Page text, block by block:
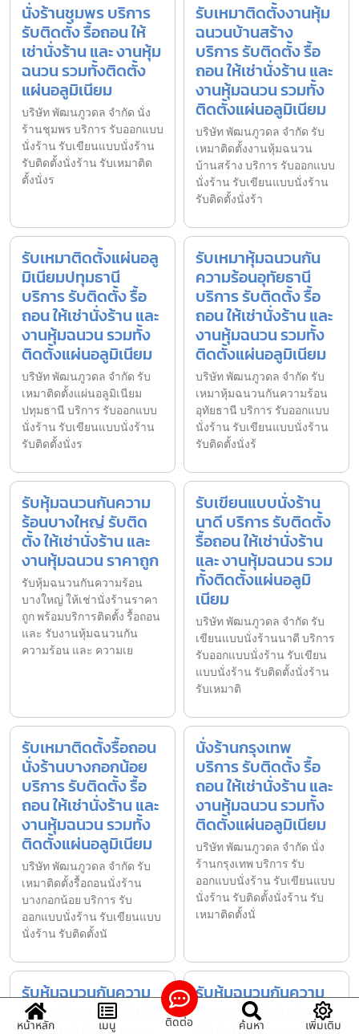
นั่งร้านชุมพร บริการ
รับติดตั้ง รื้อถอน ให้
เช่านั่งร้าน และ งานหุ้ม
ฉนวน รวมทั้งติดตั้ง
แผ่นอลูมิเนียม
บริษัท พัฒนภูวดล จำกัด นั่ง
ร้านชุมพร บริการ รับออกแบบ
นั่งร้าน รับเขียนแบบนั่งร้าน
รับติดตั้งนั่งร้าน รับเหมาติด
ตั้งนั่งร
รับเหมาติดตั้งงานหุ้ม
ฉนวนบ้านสร้าง
บริการ รับติดตั้ง รื้อ
ถอน ให้เช่านั่งร้าน และ
งานหุ้มฉนวน รวมทั้ง
ติดตั้งแผ่นอลูมิเนียม
บริษัท พัฒนภูวดล จำกัด รับ
เหมาติดตั้งงานหุ้มฉนวน
บ้านสร้าง บริการ รับออกแบบ
นั่งร้าน รับเขียนแบบนั่งร้าน
รับติดตั้งนั่งร้า
รับเหมาติดตั้งแผ่นอลู
มิเนียมปทุมธานี
บริการ รับติดตั้ง รื้อ
ถอน ให้เช่านั่งร้าน และ
งานหุ้มฉนวน รวมทั้ง
ติดตั้งแผ่นอลูมิเนียม
บริษัท พัฒนภูวดล จำกัด รับ
เหมาติดตั้งแผ่นอลูมิเนียม
ปทุมธานี บริการ รับออกแบบ
นั่งร้าน รับเขียนแบบนั่งร้าน
รับติดตั้งนั่งร
รับเหมาหุ้มฉนวนกัน
ความร้อนอุทัยธานี
บริการ รับติดตั้ง รื้อ
ถอน ให้เช่านั่งร้าน และ
งานหุ้มฉนวน รวมทั้ง
ติดตั้งแผ่นอลูมิเนียม
บริษัท พัฒนภูวดล จำกัด รับ
เหมาหุ้มฉนวนกันความร้อน
อุทัยธานี บริการ รับออกแบบ
นั่งร้าน รับเขียนแบบนั่งร้าน
รับติดตั้งนั่งร้
รับหุ้มฉนวนกันความ
ร้อนบางใหญ่ รับติด
ตั้ง ให้เช่านั่งร้าน และ
งานหุ้มฉนวน ราคาถูก
รับหุ้มฉนวนกันความร้อน
บางใหญ่ ให้เช่านั่งร้านราคา
ถูก พร้อมบริการติดตั้ง รื้อถอน
และ รับงานหุ้มฉนวนกัน
ความร้อน และ ความเย
รับเขียนแบบนั่งร้าน
นาดี บริการ รับติดตั้ง
รื้อถอน ให้เช่านั่งร้าน
และ งานหุ้มฉนวน รวม
ทั้งติดตั้งแผ่นอลูมิ
เนียม
บริษัท พัฒนภูวดล จำกัด รับ
เขียนแบบนั่งร้านนาดี บริการ
รับออกแบบนั่งร้าน รับเขียน
แบบนั่งร้าน รับติดตั้งนั่งร้าน
รับเหมาติ
รับเหมาติดตั้งรื้อถอน
นั่งร้านบางกอกน้อย
บริการ รับติดตั้ง รื้อ
ถอน ให้เช่านั่งร้าน และ
งานหุ้มฉนวน รวมทั้ง
ติดตั้งแผ่นอลูมิเนียม
บริษัท พัฒนภูวดล จำกัด รับ
เหมาติดตั้งรื้อถอนนั่งร้าน
บางกอกน้อย บริการ รับ
ออกแบบนั่งร้าน รับเขียนแบบ
นั่งร้าน รับติดตั้งนั
นั่งร้านกรุงเทพ
บริการ รับติดตั้ง รื้อ
ถอน ให้เช่านั่งร้าน และ
งานหุ้มฉนวน รวมทั้ง
ติดตั้งแผ่นอลูมิเนียม
บริษัท พัฒนภูวดล จำกัด นั่ง
ร้านกรุงเทพ บริการ รับ
ออกแบบนั่งร้าน รับเขียนแบบ
นั่งร้าน รับติดตั้งนั่งร้าน รับ
เหมาติดตั้งนั่
รับหุ้มฉนวนกันความ
ร้อนศรีมหาโพธิ รับติด
รับหุ้มฉนวนกันความ
ร้อนราชเทวี รับติดตั้ง
หน้าหลัก เมนู ติดต่อ ค้นหา เพิ่มเติม